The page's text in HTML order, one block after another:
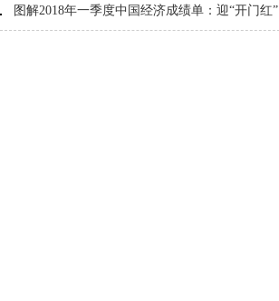
图解2018年一季度中国经济成绩单：迎“开门红”